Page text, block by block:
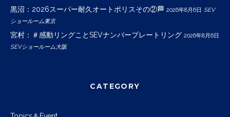
黒沼：2026スーパー耐久オートポリスその②🏁 2026年8月6日 SEV
ショールーム東京
宮村：＃感動リングことSEVナンバープレートリング 2026年8月6日
SEVショールーム大阪
CATEGORY